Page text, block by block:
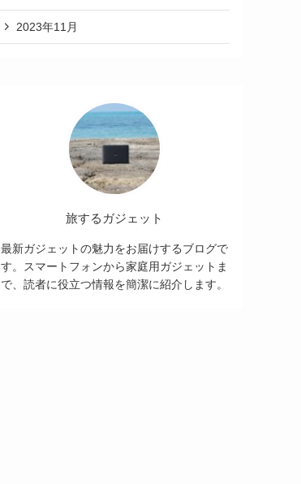
2023年11月
旅するガジェット
最新ガジェットの魅力をお届けするブログで
す。スマートフォンから家庭用ガジェットま
で、読者に役立つ情報を簡潔に紹介します。